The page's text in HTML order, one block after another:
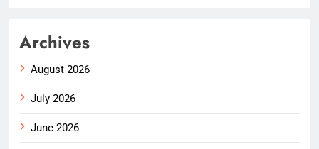
Archives
August 2026
July 2026
June 2026